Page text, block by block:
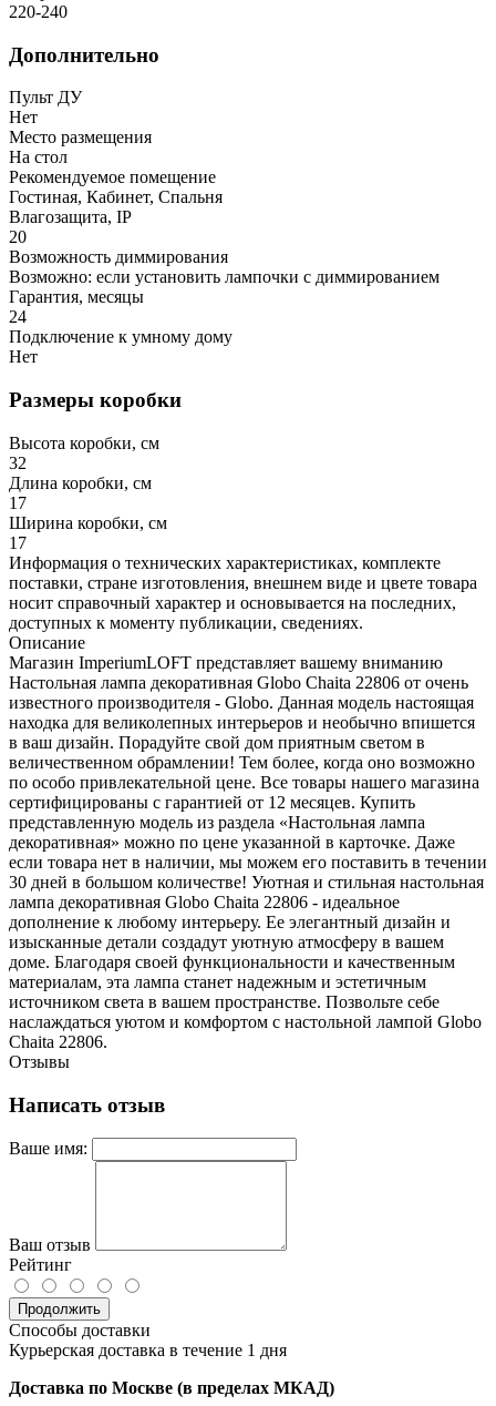
220-240
Дополнительно
Пульт ДУ
Нет
Место размещения
На стол
Рекомендуемое помещение
Гостиная, Кабинет, Спальня
Влагозащита, IP
20
Возможность диммирования
Возможно: если установить лампочки с диммированием
Гарантия, месяцы
24
Подключение к умному дому
Нет
Размеры коробки
Высота коробки, см
32
Длина коробки, см
17
Ширина коробки, см
17
Информация о технических характеристиках, комплекте
поставки, стране изготовления, внешнем виде и цвете товара
носит справочный характер и основывается на последних,
доступных к моменту публикации, сведениях.
Описание
Магазин ImperiumLOFT представляет вашему вниманию
Настольная лампа декоративная Globo Chaita 22806 от очень
известного производителя - Globo. Данная модель настоящая
находка для великолепных интерьеров и необычно впишется
в ваш дизайн. Порадуйте свой дом приятным светом в
величественном обрамлении! Тем более, когда оно возможно
по особо привлекательной цене. Все товары нашего магазина
сертифицированы с гарантией от 12 месяцев. Купить
представленную модель из раздела «Настольная лампа
декоративная» можно по цене указанной в карточке. Даже
если товара нет в наличии, мы можем его поставить в течении
30 дней в большом количестве! Уютная и стильная настольная
лампа декоративная Globo Chaita 22806 - идеальное
дополнение к любому интерьеру. Ее элегантный дизайн и
изысканные детали создадут уютную атмосферу в вашем
доме. Благодаря своей функциональности и качественным
материалам, эта лампа станет надежным и эстетичным
источником света в вашем пространстве. Позвольте себе
наслаждаться уютом и комфортом с настольной лампой Globo
Chaita 22806.
Отзывы
Написать отзыв
Ваше имя:
Ваш отзыв
Рейтинг
Продолжить
Способы доставки
Курьерская доставка в течение 1 дня
Доставка по Москве (в пределах МКАД)